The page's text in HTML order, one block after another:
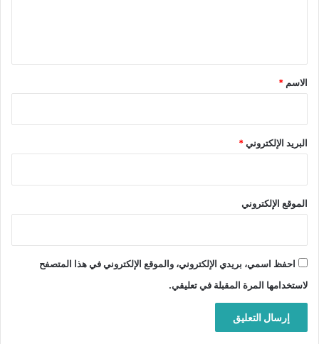
*
الاسم *
البريد الإلكتروني*
الموقع الإلكتروني
احفظ اسمي، بريدي الإلكتروني، والموقع الإلكتروني في هذا المتصفح
لاستخدامها المرة المقبلة في تعليقي.